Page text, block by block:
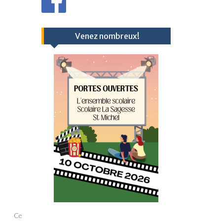
Ce
Venez nombreux!